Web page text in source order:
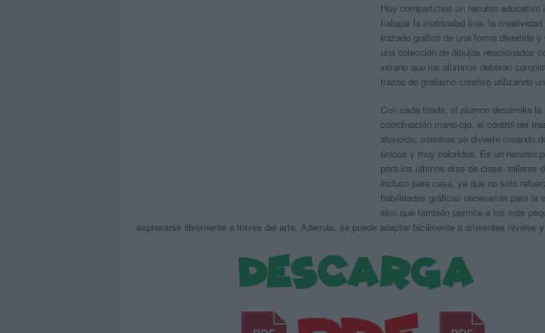
Hoy compartimos un recurso educativo
trabajar la motricidad fina, la creatividad
trazado gráfico de una forma divertida y
una colección de dibujos relacionados
verano que los alumnos deberán
trazos de grafismo creativo utilizando un
Con cada tirada, el alumno desarrolla la
coordinación mano-ojo, el control del
atención, mientras se divierte creando
únicos y muy coloridos. Es un recurso
para los últimos días de clase, talleres
incluso para casa, ya que no solo
habilidades gráficas necesarias para la
sino que también permite a los más
expresarse libremente a través del arte. Además, se puede adaptar fácilmente a diferentes niveles y